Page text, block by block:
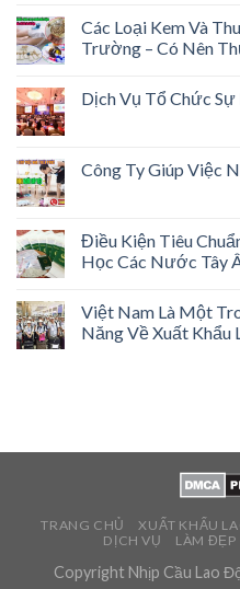
Các Loại Kem Và
Trường – Có Nên
Dịch Vụ Tổ Chức
Công Ty Giúp Việc
Điều Kiện Tiêu
Học Các Nước Tây
Việt Nam Là Một
Năng Về Xuất Khẩu
TRANG CHỦ XUẤT KHẨU
DỊCH VỤ
LÀM ĐẸP
Copyright Nhịp Cầu Lao